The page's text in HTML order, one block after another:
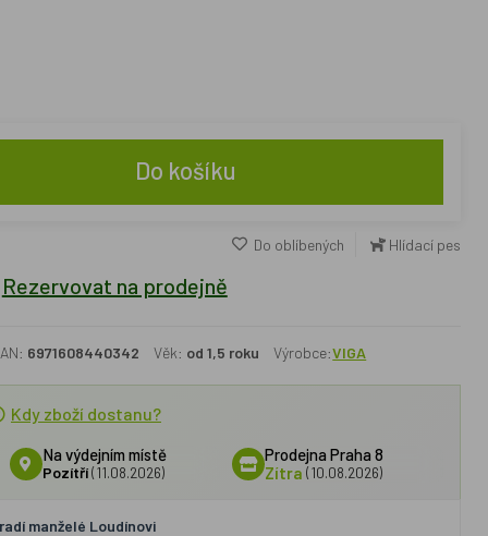
Do košíku
Do oblíbených Hlídací pes
Rezervovat na prodejně
6971608440342 Věk: od 1,5 roku Výrobce:VIGA
Kdy zboží dostanu?
Na výdejním místě
Pozítří (11.08.2026)
Prodejna Praha 8
Zítra (10.08.2026)
manželé Loudínovi